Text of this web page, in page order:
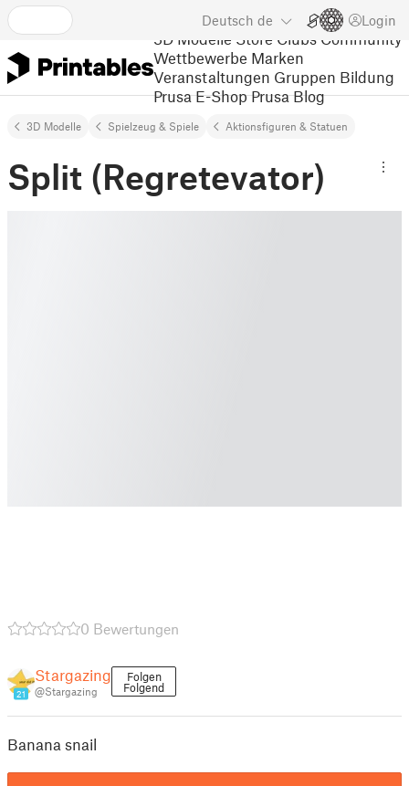
Deutsch de Login
3D Modelle Store Clubs Community
Wettbewerbe Marken
Veranstaltungen Gruppen Bildung
Prusa E-Shop Prusa Blog
3D Modelle Spielzeug & Spiele Aktionsfiguren & Statuen
Split (Regretevator)
0 Bewertungen
21
Stargazing
@Stargazing
Folgen
Folgend
Banana snail